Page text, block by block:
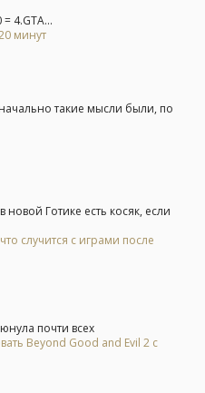
4.GTA...
минут
такие мысли были, по
Готике есть косяк, если
случится с играми после
почти всех
Beyond Good and Evil 2 с